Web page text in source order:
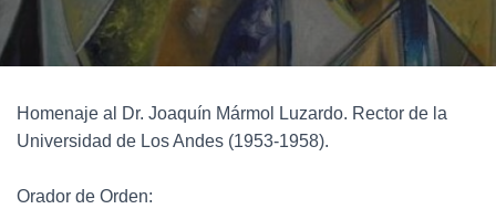
Homenaje al Dr. Joaquín Mármol Luzardo. Rector de la
Universidad de Los Andes (1953-1958).
Orador de Orden: